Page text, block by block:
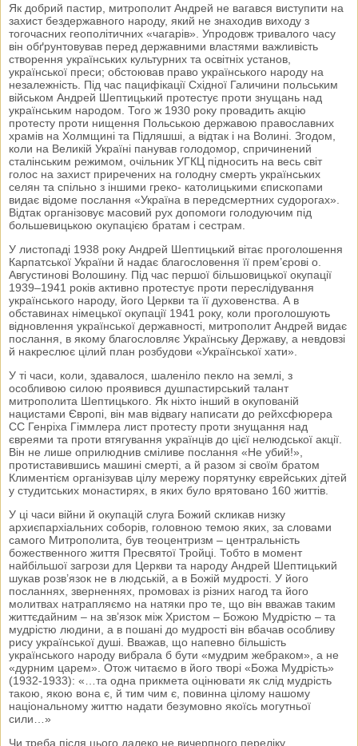
Як добрий пастир, митрополит Андрей не вагався виступити на
захист бездержавного народу, який не знаходив виходу з
тогочасних геополітичних «чагарів». Упродовж тривалого часу
він обґрунтовував перед державними властями важливість
створення українських культурних та освітніх установ,
української преси; обстоював право українського народу на
незалежність. Під час пацифікації Східної Галичини польським
військом Андрей Шептицький протестує проти знущань над
українським народом. Того ж 1930 року провадить акцію
протесту проти нищення Польською державою православних
храмів на Холмщині та Підляшші, а відтак і на Волині. Згодом,
коли на Великій Україні панував голодомор, спричинений
сталінським режимом, очільник УГКЦ підносить на весь світ
голос на захист приречених на голодну смерть українських
селян та спільно з іншими греко- католицькими єпископами
видає відоме послання «Україна в передсмертних судорогах».
Відтак організовує масовий рух допомоги голодуючим під
большевицькою окупацією братам і сестрам.
У листопаді 1938 року Андрей Шептицький вітає проголошення
Карпатської України й надає благословення її прем’єрові о.
Августинові Волошину. Під час першої більшовицької окупації
1939–1941 років активно протестує проти переслідування
українського народу, його Церкви та її духовенства. А в
обставинах німецької окупації 1941 року, коли проголошують
відновлення української державності, митрополит Андрей видає
послання, в якому благословляє Українську Державу, а невдовзі
й накреслює цілий план розбудови «Української хати».
У ті часи, коли, здавалося, шаленіло пекло на землі, з
особливою силою проявився душпастирський талант
митрополита Шептицького. Як ніхто інший в окупованій
нацистами Європі, він мав відвагу написати до рейхсфюрера
СС Генріха Гіммлера лист протесту проти знущання над
євреями та проти втягування українців до цієї нелюдської акції.
Він не лише оприлюднив сміливе послання «Не убий!»,
протиставившись машині смерті, а й разом зі своїм братом
Климентієм організував цілу мережу порятунку єврейських дітей
у студитських монастирях, в яких було врятовано 160 життів.
У ці часи війни й окупацій слуга Божий скликав низку
архиєпархіальних соборів, головною темою яких, за словами
самого Митрополита, був теоцентризм – центральність
божественного життя Пресвятої Тройці. Тобто в момент
найбільшої загрози для Церкви та народу Андрей Шептицький
шукав розв’язок не в людській, а в Божій мудрості. У його
посланнях, зверненнях, промовах із різних нагод та його
молитвах натрапляємо на натяки про те, що він вважав таким
життєдайним – на зв’язок між Христом – Божою Мудрістю – та
мудрістю людини, а в пошані до мудрості він вбачав особливу
рису української душі. Вважав, що напевно більшість
українського народу вибрала б бути «мудрим жебраком», а не
«дурним царем». Отож читаємо в його творі «Божа Мудрість»
(1932-1933): «…та одна прикмета оцінювати як слід мудрість
такою, якою вона є, й тим чим є, повинна цілому нашому
національному життю надати безумовно якоїсь могутньої
сили…»
Чи треба після цього далеко не вичерпного переліку